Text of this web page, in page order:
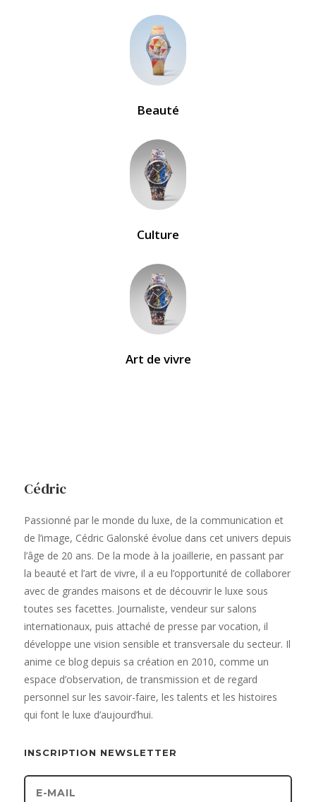
Beauté
Culture
Art de vivre
Cédric
Passionné par le monde du luxe, de la communication et
de l’image, Cédric Galonské évolue dans cet univers depuis
l’âge de 20 ans. De la mode à la joaillerie, en passant par
la beauté et l’art de vivre, il a eu l’opportunité de collaborer
avec de grandes maisons et de découvrir le luxe sous
toutes ses facettes. Journaliste, vendeur sur salons
internationaux, puis attaché de presse par vocation, il
développe une vision sensible et transversale du secteur. Il
anime ce blog depuis sa création en 2010, comme un
espace d’observation, de transmission et de regard
personnel sur les savoir-faire, les talents et les histoires
qui font le luxe d’aujourd’hui.
INSCRIPTION NEWSLETTER